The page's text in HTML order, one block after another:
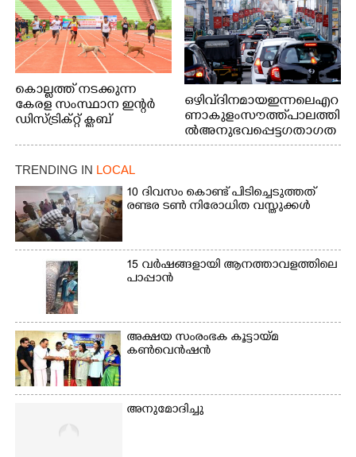
കൊല്ലത്ത് നടക്കുന്ന
കേരള സംസ്ഥാന ഇന്റർ
ഡിസ്ട്രിക്റ്റ് ക്ലബ്
ചാമ്പ്യൻഷിപ്പിൽ അണ്ടർ
20 ആൺകുട്ടികളുടെ 200
മത്സരത്തിനിടെ സിന്തറ്റിക്
ട്രാക്കിന് കുറുകെ ഓടുന്ന
നായകൾ.
ഒഴിവ് ദിനമായ ഇന്നലെ എറ
ണാകുളം സൗത്ത് പാലത്തി
ൽ അനുഭവപ്പെട്ട ഗതാഗത
ക്കുരുക്ക്
TRENDING IN LOCAL
10 ദിവസം കൊണ്ട് പിടിച്ചെടുത്തത്
രണ്ടര ടൺ നിരോധിത വസ്തുക്കൾ
15 വർഷങ്ങളായി ആനത്താവളത്തിലെ
പാപ്പാൻ
അക്ഷയ സംരംഭക കൂട്ടായ്മ
കൺവെൻഷൻ
അനുമോദിച്ചു